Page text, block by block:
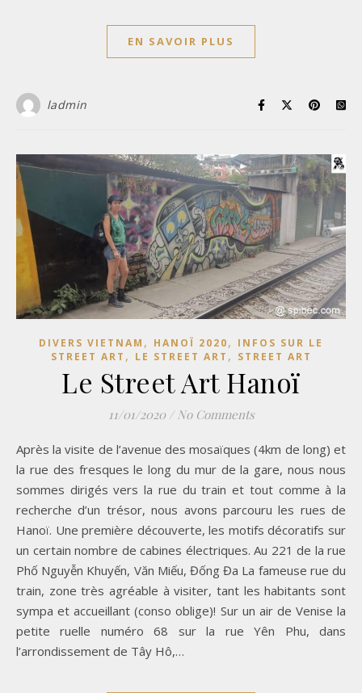
EN SAVOIR PLUS
ladmin
DIVERS VIETNAM , HANOÏ 2020, INFOS SUR LE
STREET ART , LE STREET ART , STREET ART
Le Street Art Hanoï
11/01/2020 / No Comments
Après la visite de l’avenue des mosaïques (4km de long) et
la rue des fresques le long du mur de la gare, nous nous
sommes dirigés vers la rue du train et tout comme à la
recherche d’un trésor, nous avons parcouru les rues de
Hanoï. Une première découverte, les motifs décoratifs sur
un certain nombre de cabines électriques. Au 221 de la rue
Phố Nguyễn Khuyến, Văn Miếu, Đống Đa La fameuse rue du
train, zone très agréable à visiter, tant les habitants sont
sympa et accueillant (conso oblige)! Sur un air de Venise la
petite ruelle numéro 68 sur la rue Yên Phu, dans
l’arrondissement de Tây Hô,…